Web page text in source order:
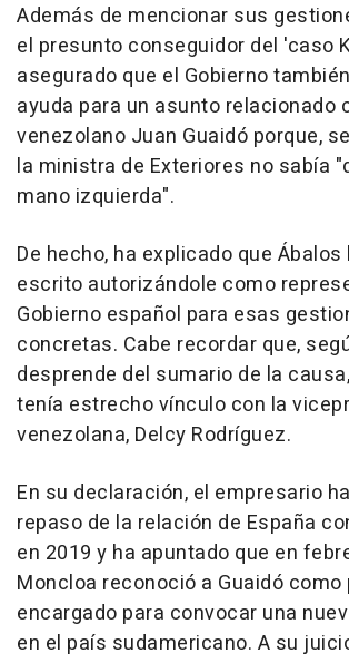
Además de mencionar sus
el presunto conseguidor del 'caso
asegurado que el Gobierno
ayuda para un asunto relacionado
venezolano Juan Guaidó porque,
la ministra de Exteriores no sabía
mano izquierda".
De hecho, ha explicado que Ábalos
escrito autorizándole como
Gobierno español para esas
concretas. Cabe recordar que,
desprende del sumario de la
tenía estrecho vínculo con la
venezolana, Delcy Rodríguez.
En su declaración, el empresario
repaso de la relación de España
en 2019 y ha apuntado que en
Moncloa reconoció a Guaidó
encargado para convocar una
en el país sudamericano. A su